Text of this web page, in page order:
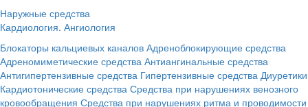
Наружные средства
Кардиология. Ангиология
Блокаторы кальциевых каналов Адреноблокирующие средства
Адреномиметические средства Антиангинальные средства
Антигипертензивные средства Гипертензивные средства Диуретики
Кардиотонические средства Средства при нарушениях венозного
кровообращения Средства при нарушениях ритма и проводимости